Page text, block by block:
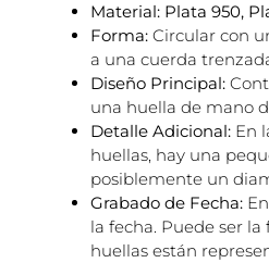
Material: Plata 950,
Forma: Circular con
a una cuerda
Diseño Principal:
una huella de mano
Detalle Adicional: En
huellas, hay una
posiblemente un
Grabado de Fecha:
la fecha. Puede ser
huellas están